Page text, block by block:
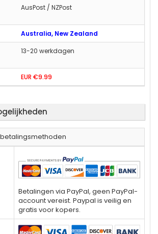
AusPost / NZPost
Australia, New Zealand
13-20 werkdagen
EUR €9.99
Betalingen via PayPal, geen PayPal-
account vereist. Paypal is veilig en
gratis voor kopers.